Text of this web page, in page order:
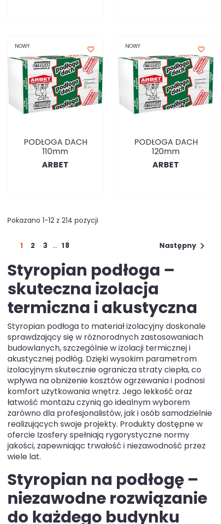
NOWY favorite_border
PODŁOGA DACH
110mm
ARBET
NOWY favorite_border
PODŁOGA DACH
120mm
ARBET
Pokazano 1-12 z 214 pozycji
1 2 3 … 18 Następny 
Styropian podłoga –
skuteczna izolacja
termiczna i akustyczna
Styropian podłoga to materiał izolacyjny doskonale
sprawdzający się w różnorodnych zastosowaniach
budowlanych, szczególnie w izolacji termicznej i
akustycznej podłóg. Dzięki wysokim parametrom
izolacyjnym skutecznie ogranicza straty ciepła, co
wpływa na obniżenie kosztów ogrzewania i podnosi
komfort użytkowania wnętrz. Jego lekkość oraz
łatwość montażu czynią go idealnym wyborem
zarówno dla profesjonalistów, jak i osób samodzielnie
realizujących swoje projekty. Produkty dostępne w
ofercie Izosfery spełniają rygorystyczne normy
jakości, zapewniając trwałość i niezawodność przez
wiele lat.
Styropian na podłogę –
niezawodne rozwiązanie
do każdego budynku